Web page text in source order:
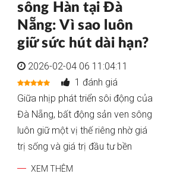
sông Hàn tại Đà
Nẵng: Vì sao luôn
giữ sức hút dài hạn?
2026-02-04 06 11:04:11
1 đánh giá
Giữa nhịp phát triển sôi động của
Đà Nẵng, bất động sản ven sông
luôn giữ một vị thế riêng nhờ giá
trị sống và giá trị đầu tư bền
XEM THÊM